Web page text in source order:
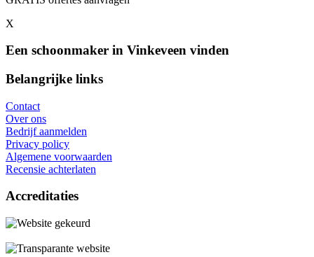
X
Een schoonmaker in Vinkeveen vinden
Belangrijke links
Contact
Over ons
Bedrijf aanmelden
Privacy policy
Algemene voorwaarden
Recensie achterlaten
Accreditaties